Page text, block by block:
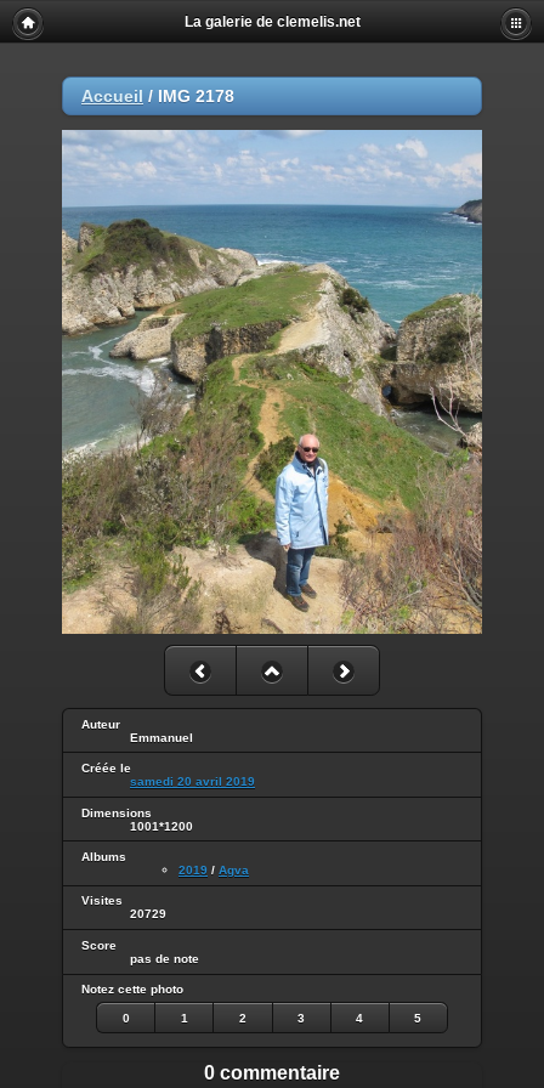
La galerie de clemelis.net
Accueil / IMG 2178
Auteur
Emmanuel
Créée le
samedi 20 avril 2019
Dimensions
1001*1200
Albums
2019 / Agva
Visites
20729
Score
pas de note
Notez cette photo
0 1 2 3 4 5
0 commentaire